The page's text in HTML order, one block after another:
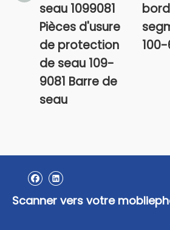
seau 1099081
Pièces d'usure
de protection
de seau 109-
9081 Barre de
seau
Scanner vers votre